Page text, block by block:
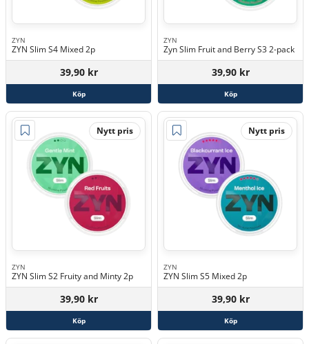
ZYN
ZYN Slim S4 Mixed 2p
39,90 kr
Köp
ZYN
Zyn Slim Fruit and Berry S3 2-pack
39,90 kr
Köp
Nytt pris
ZYN
ZYN Slim S2 Fruity and Minty 2p
39,90 kr
Köp
Nytt pris
ZYN
ZYN Slim S5 Mixed 2p
39,90 kr
Köp